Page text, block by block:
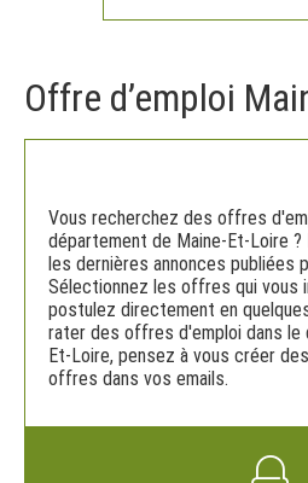
Offre d’emploi
Vous recherchez des offres
département de Maine-Et-Loire
les dernières annonces publiées
Sélectionnez les offres qui vous
postulez directement en
rater des offres d'emploi dans le
Et-Loire, pensez à vous créer
offres dans vos emails.